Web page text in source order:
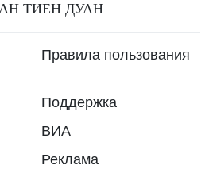
ТИЕН ДУАН
Правила пользования
Поддержка
ВИА
Реклама